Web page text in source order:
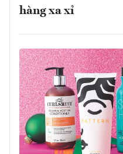
hàng xa xỉ